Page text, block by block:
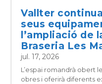
Vallter
seus
l’ampliació de
Braseria Les
jul. 17, 2026
L’espai romandrà obert
obres i oferirà diferents